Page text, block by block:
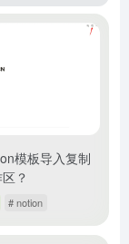
模板导入复制
？
# notion